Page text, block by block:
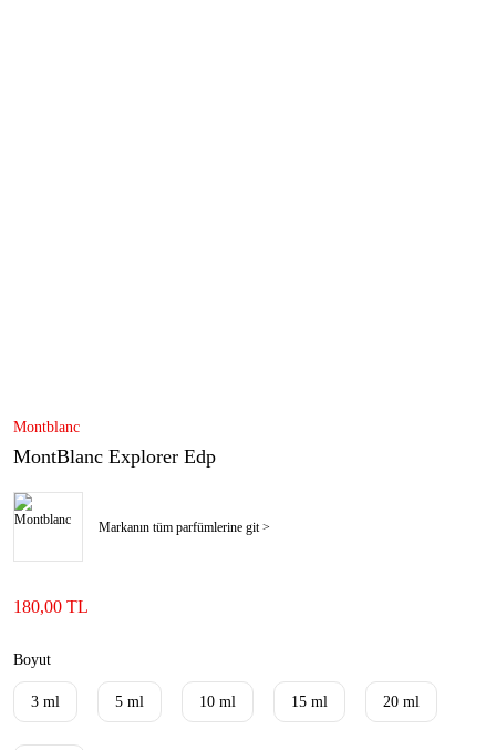
Montblanc
MontBlanc Explorer Edp
Markanın tüm parfümlerine git >
180,00 TL
Boyut
3 ml 5 ml 10 ml 15 ml 20 ml